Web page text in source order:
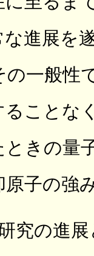
進展を
の一般性
ことな
ときの量
原子の強
究の進